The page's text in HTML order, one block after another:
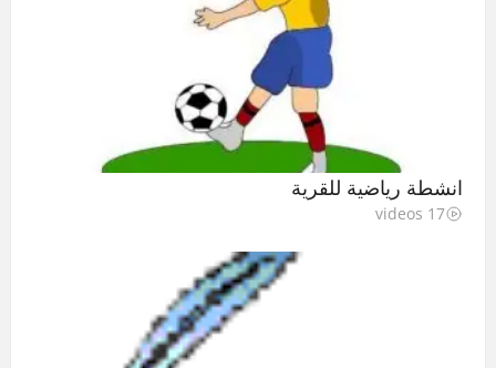
انشطة رياضية للقرية
17 videos